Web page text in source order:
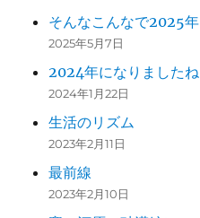
そんなこんなで2025年
2025年5月7日
2024年になりましたね
2024年1月22日
生活のリズム
2023年2月11日
最前線
2023年2月10日